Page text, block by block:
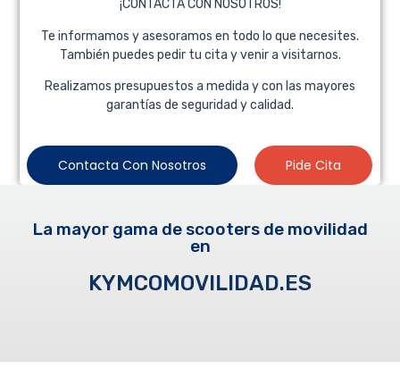
¡CONTACTA CON NOSOTROS!
Te informamos y asesoramos en todo lo que necesites.
También puedes pedir tu cita y venir a visitarnos.
Realizamos presupuestos a medida y con las mayores
garantías de seguridad y calidad.
Contacta Con Nosotros Pide Cita
La mayor gama de scooters de movilidad
en
KYMCOMOVILIDAD.ES